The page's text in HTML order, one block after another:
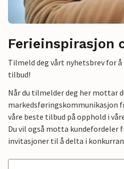
Ferieinspirasjon
Tilmeld deg vårt nyhetsbrev for
tilbud!
Når du tilmelder deg her mottar
markedsføringskommunikasjon
våre beste tilbud på opphold i
Du vil også motta kundefordeler
invitasjoner til å delta i